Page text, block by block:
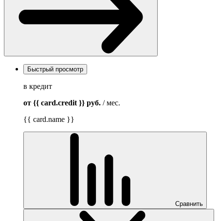
Быстрый просмотр
в кредит
от {{ card.credit }} руб. / мес.
{{ card.name }}
Сравнить